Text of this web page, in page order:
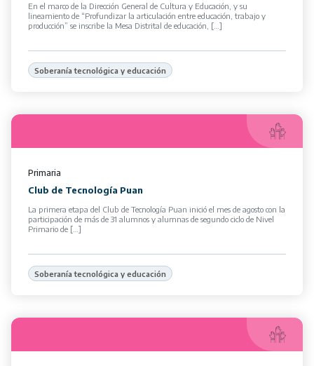
En el marco de la Dirección General de Cultura y Educación, y su
lineamiento de “Profundizar la articulación entre educación, trabajo y
producción” se inscribe la Mesa Distrital de educación, […]
Soberanía tecnológica y educación
Primaria
Club de Tecnología Puan
La primera etapa del Club de Tecnología Puan inició el mes de agosto con la
participación de más de 31 alumnos y alumnas de segundo ciclo de Nivel
Primario de […]
Soberanía tecnológica y educación